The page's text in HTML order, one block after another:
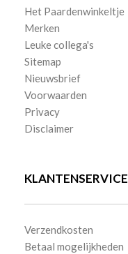
Het Paardenwinkeltje
Merken
Leuke collega's
Sitemap
Nieuwsbrief
Voorwaarden
Privacy
Disclaimer
KLANTENSERVICE
Verzendkosten
Betaal mogelijkheden